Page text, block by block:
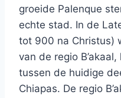
groeide Palenque
echte stad. In de
tot 900 na Christus)
van de regio
tussen de huidige
Chiapas. De regio